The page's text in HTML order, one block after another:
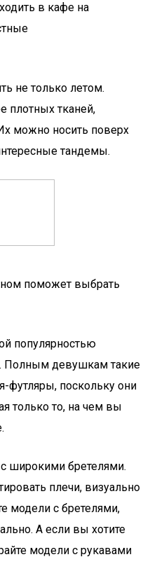
в кафе на
не только летом.
плотных тканей,
можно носить поверх
тандемы.
поможет выбрать
популярностью
Полным девушкам такие
футляры, поскольку они
только то, на чем вы
широкими бретелями.
плечи, визуально
модели с бретелями,
А если вы хотите
модели с рукавами